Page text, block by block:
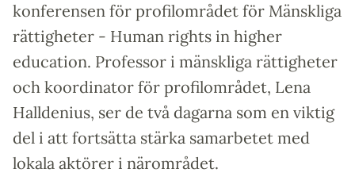
konferensen för profilområdet för Mänskliga
rättigheter - Human rights in higher
education. Professor i mänskliga rättigheter
och koordinator för profilområdet, Lena
Halldenius, ser de två dagarna som en viktig
del i att fortsätta stärka samarbetet med
lokala aktörer i närområdet.